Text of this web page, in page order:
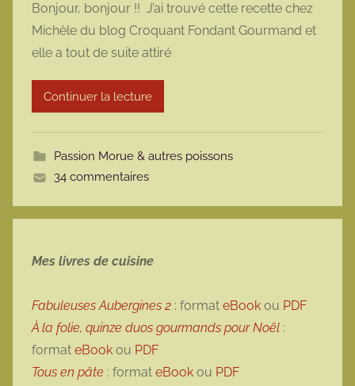
r
m
a
r
m
t
e
Bonjour, bonjour !! J’ai trouvé cette recette chez
Michèle du blog Croquant Fondant Gourmand et
elle a tout de suite attiré
Continuer la lecture
Passion Morue & autres poissons
34 commentaires
Mes livres de cuisine
Fabuleuses Aubergines 2 : format eBook ou PDF
À la folie, quinze duos gourmands pour Noël :
format eBook ou PDF
Tous en pâte : format eBook ou PDF